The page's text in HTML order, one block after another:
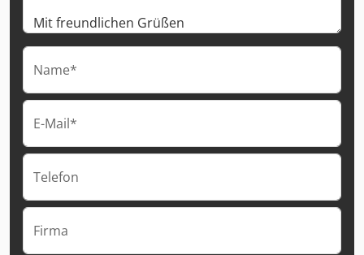
Name*
E-Mail*
Telefon
Firma